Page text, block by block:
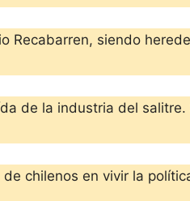
Recabarren, siendo
de la industria del
chilenos en vivir la